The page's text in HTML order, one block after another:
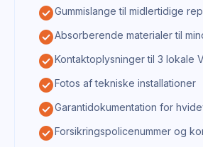
check_circleGummislange til midlertidige
check_circleAbsorberende materialer til
check_circleKontaktoplysninger til 3 lokale
check_circleFotos af tekniske installationer
check_circleGarantidokumentation for
check_circleForsikringspolicenummer og